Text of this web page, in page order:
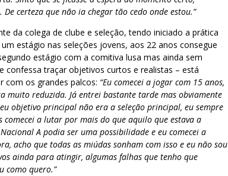
certeza que não ia chegar tão cedo onde estou.”
da colega de clube e seleção, tendo iniciado a prática
estágio nas seleções jovens, aos 22 anos consegue
estágio com a comitiva lusa mas ainda sem
confessa traçar objetivos curtos e realistas – está
com os grandes palcos: “Eu comecei a jogar com 15 anos,
muito reduzida. Já entrei bastante tarde mas obviamente
objetivo principal não era a seleção principal, eu sempre
a lutar por mais do que aquilo que estava a
A podia ser uma possibilidade e eu comecei a
acho que todas as miúdas sonham com isso e eu não sou
ainda para atingir, algumas falhas que tenho que
como quero.”